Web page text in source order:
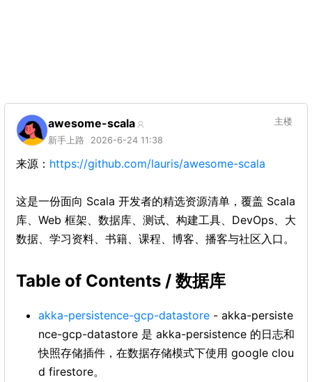
awesome-scala
新手上路 2026-6-24 11:38
主楼
来源： https://github.com/lauris/awesome-scala
这是一份面向 Scala 开发者的精选资源清单，覆盖 Scala
库、Web 框架、数据库、测试、构建工具、DevOps、大
数据、学习资料、书籍、课程、博客、播客与社区入口。
Table of Contents / 数据库
akka-persistence-gcp-datastore - akka-persiste
nce-gcp-datastore 是 akka-persistence 的日志和
快照存储插件，在数据存储模式下使用 google clou
d firestore。